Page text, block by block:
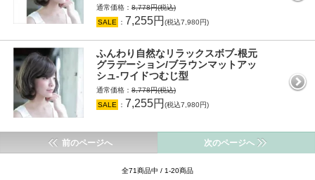
通常価格： 8,778円(税込)
SALE ： 7,255円 (税込7,980円)
ふんわり自然なリラックスボブ-根元
グラデーション/ブラウンマットアッ
シュ-ワイドつむじ型
通常価格： 8,778円(税込)
SALE ： 7,255円 (税込7,980円)
前のページへ 次のページへ
全71商品中 / 1-20商品